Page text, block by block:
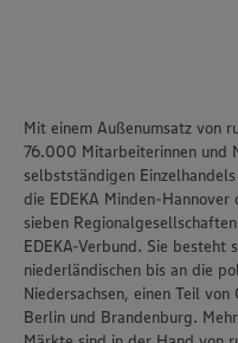
Mit einem Außenumsatz von
76.000 Mitarbeiterinnen und
selbstständigen
die EDEKA Minden-Hannover
sieben
EDEKA-Verbund. Sie
niederländischen bis an die
Niedersachsen, einen Teil
Berlin und Brandenburg.